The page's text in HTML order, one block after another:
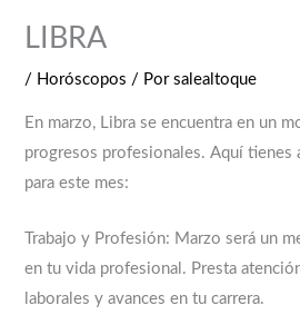
LIBRA
/ Horóscopos / Porsalealtoque
En marzo, Libra se encuentra en un
progresos profesionales. Aquí tienes
para este mes:
Trabajo y Profesión: Marzo será un
en tu vida profesional. Presta
laborales y avances en tu carrera.